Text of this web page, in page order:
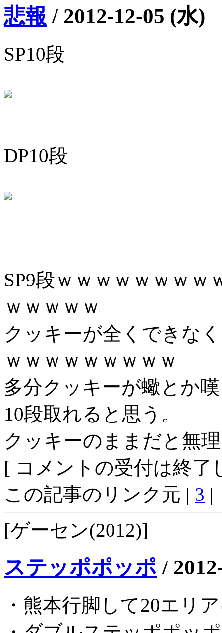
悲報 / 2012-12-05 (水)
SP10段
DP10段
SP9段ｗｗｗｗｗｗｗ
ｗｗｗｗｗ
クッキーが全くできな
ｗｗｗｗｗｗｗｗｗ
多分クッキーが蠍とか
10段取れると思う。
クッキーのままだと無
[ コメントの受付は終了
この記事のリンク元 | 3 |
[ゲーセン(2012)]
ステッポポッポ /
・熊本行脚して20エリ